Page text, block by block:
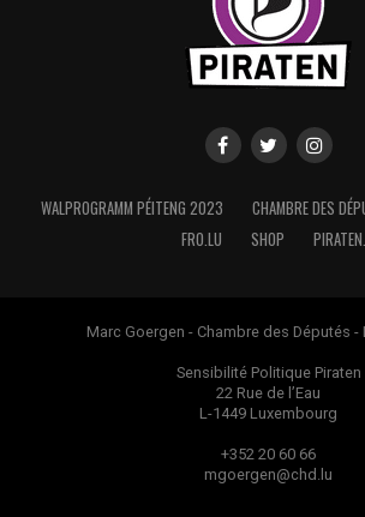
WALPROGRAMM PÉITENG 2023 CHAMBRE DES
FRO.LU
SHOP
Marc Goergen - Chambre des Députés -
Sensibilité Politique Piraten
22 Rue de l’Eau
L-1449 Luxembourg
+352 20 60 66
mgoergen@chd.lu